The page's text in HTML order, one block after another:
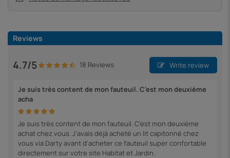
Reviews
4.7/5 18 Reviews Write review
Je suis très content de mon fauteuil. C'est mon deuxième
acha
Je suis très content de mon fauteuil. C'est mon deuxième
achat chez vous. J'avais déjà acheté un lit capitonné chez
vous via Darty avant d'acheter ce fauteuil super confortable
directement sur votre site Habitat et Jardin.